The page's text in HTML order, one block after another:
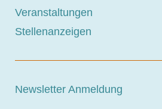
Veranstaltungen
Stellenanzeigen
Newsletter Anmeldung